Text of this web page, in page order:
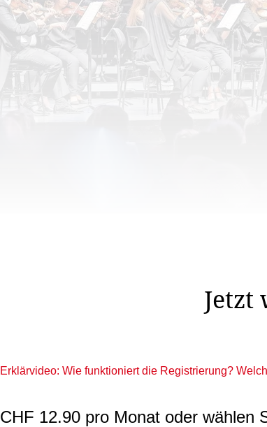
Jetzt
Erklärvideo: Wie funktioniert die Registrierung?
CHF 12.90 pro Monat oder wählen